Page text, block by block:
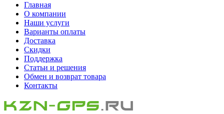
Главная
О компании
Наши услуги
Варианты оплаты
Доставка
Скидки
Поддержка
Статьи и решения
Обмен и возврат товара
Контакты